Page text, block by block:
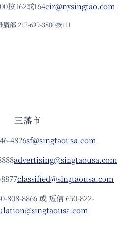
按162或164cir@nysingtao.com
廣部 212-699-3800按111
三藩市
4826sf@singtaousa.com
advertising@singtaousa.com
classified@singtaousa.com
808-8866 或 短信 650-822-